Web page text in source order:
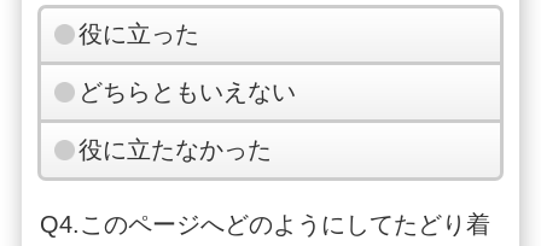
役に立った
どちらともいえない
役に立たなかった
Q4.このページへどのようにしてたどり着